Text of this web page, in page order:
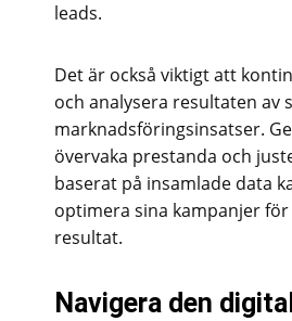
leads.
Det är också viktigt att
och analysera resultaten av
marknadsföringsinsatser.
övervaka prestanda och
baserat på insamlade data
optimera sina kampanjer
resultat.
Navigera den